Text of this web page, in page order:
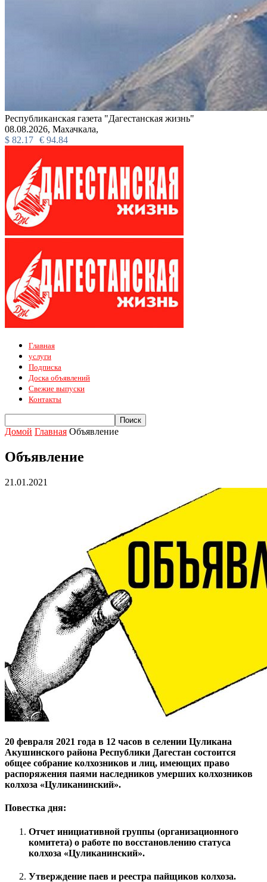
Республиканская газета "Дагестанская жизнь"
08.08.2026, Махачкала,
$ 82.17 € 94.84
Главная
услуги
Подписка
Доска объявлений
Свежие выпуски
Контакты
Домой Главная Объявление
Объявление
21.01.2021
20 февраля 2021 года в 12 часов в селении Цуликана
Акушинского района Республики Дагестан состоится
общее собрание колхозников и лиц, имеющих право
распоряжения паями наследников умерших колхозников
колхоза «Цуликанинский».
Повестка дня:
Отчет инициативной группы (организационного
комитета) о работе по восстановлению статуса
колхоза «Цуликанинский».
Утверждение паев и реестра пайщиков колхоза.